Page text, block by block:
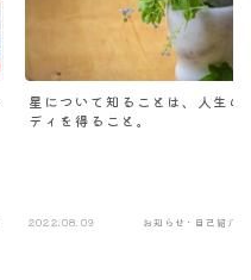
星について知ることは、人生の
ディを得ること。
2022.08.09 お知らせ・自己紹介